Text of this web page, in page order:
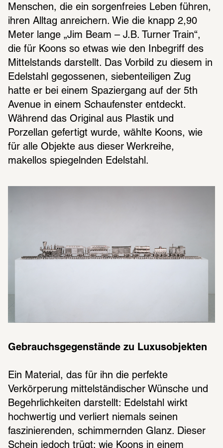
Menschen, die ein sorgenfreies Leben führen,
ihren Alltag anreichern. Wie die knapp 2,90
Meter lange „Jim Beam – J.B. Turner Train“,
die für Koons so etwas wie den Inbegriff des
Mittelstands darstellt. Das Vorbild zu diesem in
Edelstahl gegossenen, siebenteiligen Zug
hatte er bei einem Spaziergang auf der 5th
Avenue in einem Schaufenster entdeckt.
Während das Original aus Plastik und
Porzellan gefertigt wurde, wählte Koons, wie
für alle Objekte aus dieser Werkreihe,
makellos spiegelnden Edelstahl.
Gebrauchsgegenstände zu Luxusobjekten
Ein Material, das für ihn die perfekte
Verkörperung mittelständischer Wünsche und
Begehrlichkeiten darstellt: Edelstahl wirkt
hochwertig und verliert niemals seinen
faszinierenden, schimmernden Glanz. Dieser
Schein jedoch trügt: wie Koons in einem